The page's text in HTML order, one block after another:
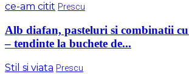
ce-am citit Prescu
Alb diafan, pasteluri si combinatii
– tendinte la buchete de...
Stil si viata Prescu